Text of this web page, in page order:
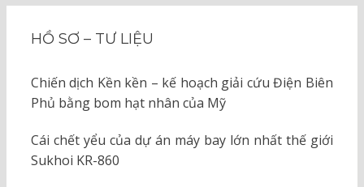
HỒ SƠ – TƯ LIỆU
Chiến dịch Kền kền – kế hoạch giải cứu Điện Biên
Phủ bằng bom hạt nhân của Mỹ
Cái chết yểu của dự án máy bay lớn nhất thế giới
Sukhoi KR-860